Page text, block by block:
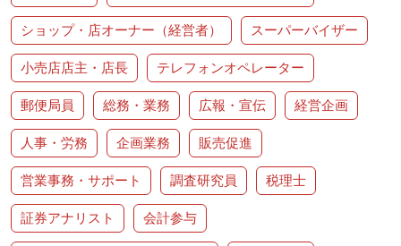
ショップ・店オーナー（経営者） スーパーバイザー
小売店店主・店長 テレフォンオペレーター
郵便局員 総務・業務 広報・宣伝 経営企画
人事・労務 企画業務 販売促進
営業事務・サポート 調査研究員 税理士
証券アナリスト 会計参与